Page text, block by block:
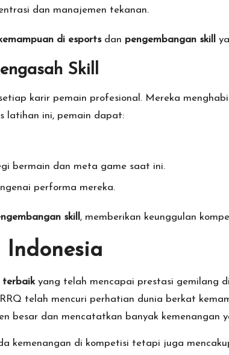
dan manajemen tekanan.
kemampuan di esportsdan pengembangan skill
Skill
karir pemain profesional. Mereka
latihan ini, pemain dapat:
bermain dan meta game saat ini.
performa mereka.
skill, memberikan keunggulan
Indonesia
terbaikyang telah mencapai prestasi gemilang
telah mencuri perhatian dunia berkat
besar dan mencatatkan banyak kemenangan
kemenangan di kompetisi tetapi juga